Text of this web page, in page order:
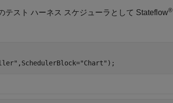
テスト ハーネス スケジューラとして Stateflow®
,SchedulerBlock="Chart" );